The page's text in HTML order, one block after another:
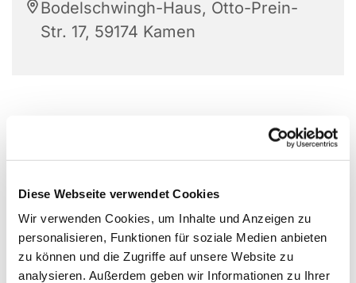
Diese Webseite verwendet Cookies
Wir verwenden Cookies, um Inhalte und Anzeigen zu
personalisieren, Funktionen für soziale Medien anbieten
zu können und die Zugriffe auf unsere Website zu
analysieren. Außerdem geben wir Informationen zu Ihrer
Bodelschwingh-Haus, Otto-Prein-
Str. 17, 59174 Kamen